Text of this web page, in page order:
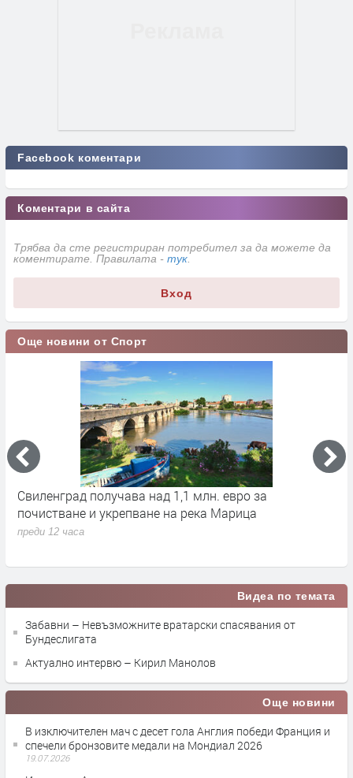
Facebook коментари
Коментари в сайта
Трябва да сте регистриран потребител за да можете да
коментирате. Правилата - тук
Вход
Още новини от Спорт
Свиленград получава над 1,1 млн. евро за
почистване и укрепване на река Марица
преди 12 часа
Видеа по темата
Забавни – Невъзможните вратарски спасявания от
Бундеслигата
Актуално интервю – Кирил Манолов
Още новини
В изключителен мач с десет гола Англия победи Франция и
спечели бронзовите медали на Мондиал 2026
19.07.2026